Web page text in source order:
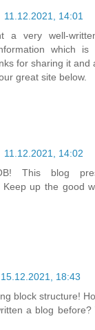
11.12.2021, 14:01
a very well-
which
for sharing it and
great site below.
11.12.2021, 14:02
This blog
Keep up the good
15.12.2021, 18:43
block structure!
a blog